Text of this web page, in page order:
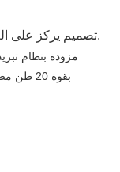
تصميم يركز على العملاء. يصل اهتمامنا وابتكارنا إلى كل مكان.